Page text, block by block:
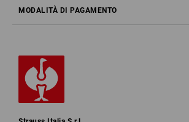
MODALITÀ DI PAGAMENTO